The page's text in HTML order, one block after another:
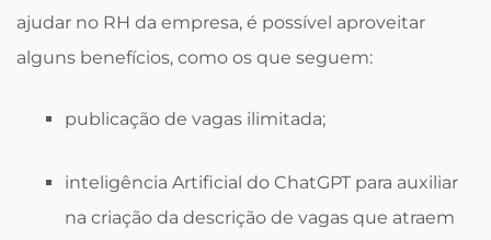
ajudar no RH da empresa, é possível aproveitar
alguns benefícios, como os que seguem:
publicação de vagas ilimitada;
inteligência Artificial do ChatGPT para auxiliar
na criação da descrição de vagas que atraem